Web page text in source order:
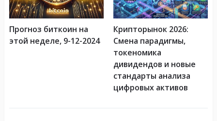
Прогноз биткоин на
этой неделе, 9-12-2024
Крипторынок 2026:
Смена парадигмы,
токеномика
дивидендов и новые
стандарты анализа
цифровых активов